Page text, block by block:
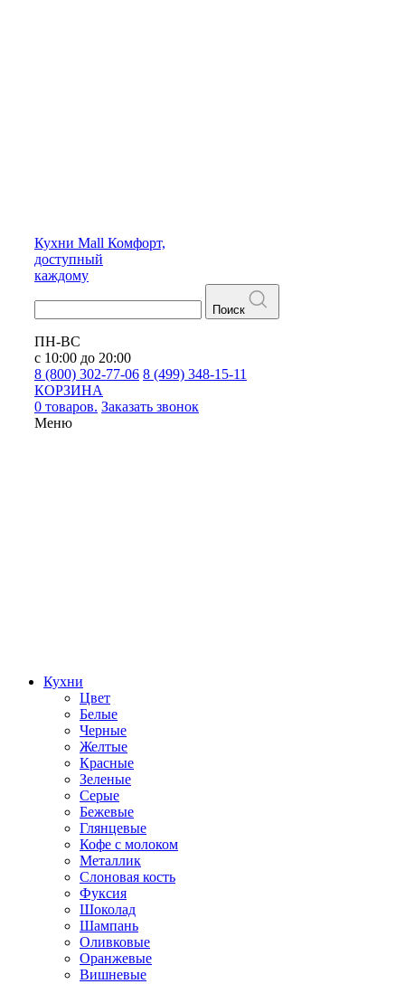
Кухни Mall Комфорт,
доступный
каждому
Поиск
ПН-ВС
с 10:00 до 20:00
8 (800) 302-77-06 8 (499) 348-15-11
КОРЗИНА
0 товаров. Заказать звонок
Меню
Кухни
Цвет
Белые
Черные
Желтые
Красные
Зеленые
Серые
Бежевые
Глянцевые
Кофе с молоком
Металлик
Слоновая кость
Фуксия
Шоколад
Шампань
Оливковые
Оранжевые
Вишневые